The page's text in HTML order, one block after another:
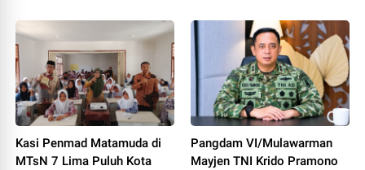
Kasi Penmad Matamuda di
MTsN 7 Lima Puluh Kota
Pangdam VI/Mulawarman
Mayjen TNI Krido Pramono